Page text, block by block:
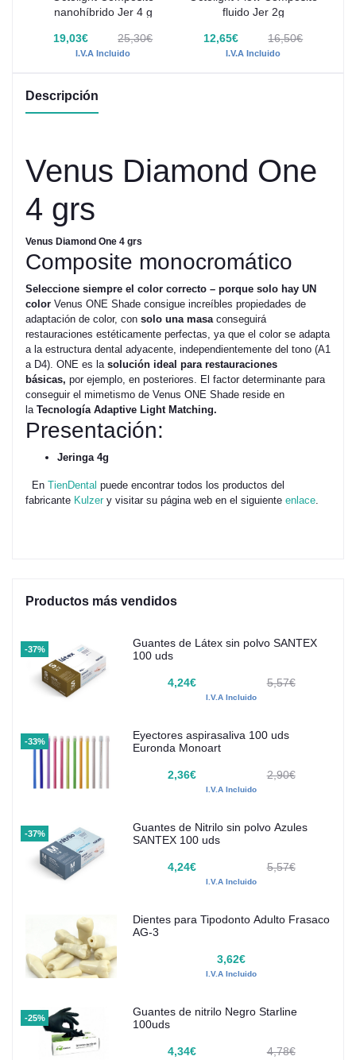
nanohíbrido Jer 4 g
19,03€ 25,30€
I.V.A Incluido
fluido Jer 2g
12,65€ 16,50€
I.V.A Incluido
Descripción
Venus Diamond One
4 grs
Venus Diamond One 4 grs
Composite monocromático
Seleccione siempre el color correcto – porque solo hay UN
color Venus ONE Shade consigue increíbles propiedades de
adaptación de color, con solo una masa conseguirá
restauraciones estéticamente perfectas, ya que el color se adapta
a la estructura dental adyacente, independientemente del tono (A1
a D4). ONE es la solución ideal para restauraciones
básicas, por ejemplo, en posteriores. El factor determinante para
conseguir el mimetismo de Venus ONE Shade reside en
la Tecnología Adaptive Light Matching.
Presentación:
Jeringa 4g
En TienDental puede encontrar todos los productos del
fabricante Kulzery visitar su página web en el siguiente enlace
Productos más vendidos
-37%
Guantes de Látex sin polvo SANTEX
100 uds
4,24€ 5,57€
I.V.A Incluido
-33%
Eyectores aspirasaliva 100 uds
Euronda Monoart
2,36€ 2,90€
I.V.A Incluido
-37%
Guantes de Nitrilo sin polvo Azules
SANTEX 100 uds
4,24€ 5,57€
I.V.A Incluido
Dientes para Tipodonto Adulto Frasaco
AG-3
3,62€
I.V.A Incluido
-25%
Guantes de nitrilo Negro Starline
100uds
4,34€ 4,78€